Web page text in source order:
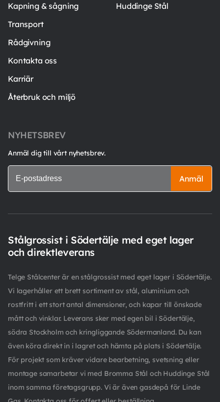
Huddinge Stål
Kapning & sågning
Transport
Rådgivning
Kontakta oss
Karriär
Återbruk och miljö
NYHETSBREV
Anmäl dig till vårt nyhetsbrev.
Anmäl
Stålgrossist i Södertälje med eget lager
och direktleverans
Telge Stålcenter är en stålgrossist med eget lager i Södertälje.
Vi lagerhåller ett brett sortiment av stål, aluminium och
rostfritt i ett stort antal dimensioner, och kapar till önskade
mått och vinklar. Leverans sker med egen bil i Södertälje,
södra Stockholm och kringliggande Södermanland. Du kan
även köra direkt in i lagret och hämta på plats i Södertälje.
För projekt som kräver vidare bearbetning, svetsning eller
montage samarbetar vi med Bromma Stål och Huddinge Stål
inom samma företagsgrupp. Vi är även gasdepå för Linde